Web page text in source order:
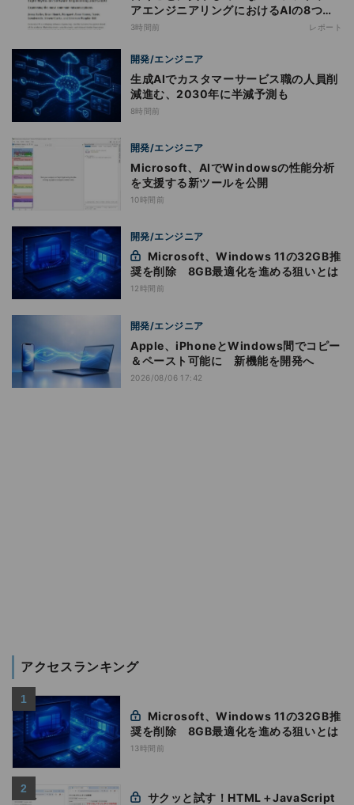
アエンジニアリングにおけるAIの8つの
神話への賛否
3時間前 レポート
開発/エンジニア
生成AIでカスタマーサービス職の人員削
減進む、2030年に半減予測も
8時間前
開発/エンジニア
Microsoft、AIでWindowsの性能分析
を支援する新ツールを公開
10時間前
開発/エンジニア
奨を削除 8GB最適化を進める狙いとは
12時間前
開発/エンジニア
Apple、iPhoneとWindows間でコピー
＆ペースト可能に 新機能を開発へ
2026/08/06 17:42
アクセスランキング
奨を削除 8GB最適化を進める狙いとは
13時間前